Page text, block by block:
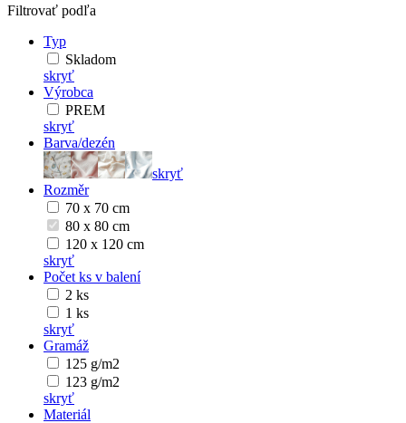
Filtrovať podľa
Typ
Skladom
skryť
Výrobca
PREM
skryť
Barva/dezén
skryť
Rozměr
70 x 70 cm
80 x 80 cm
120 x 120 cm
skryť
Počet ks v balení
2 ks
1 ks
skryť
Gramáž
125 g/m2
123 g/m2
skryť
Materiál